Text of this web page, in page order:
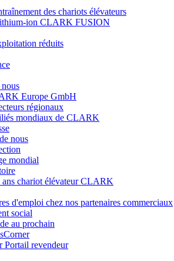
des chariots élévateurs
ion CLARK FUSION
réduits
Europe GmbH
régionaux
mondiaux de CLARK
nous
mondial
ans chariot élévateur CLARK
d'emploi chez nos partenaires commerciaux
social
au prochain
Portail revendeur